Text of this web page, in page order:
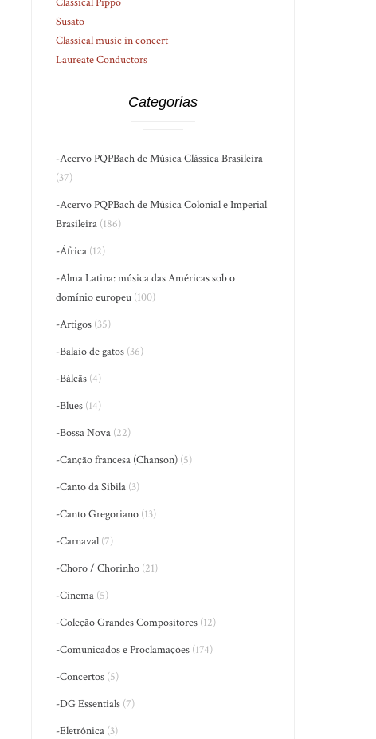
Susato
Classical music in concert
Laureate Conductors
Categorias
-Acervo PQPBach de Música Clássica Brasileira
(37)
-Acervo PQPBach de Música Colonial e Imperial
Brasileira (186)
-África (12)
-Alma Latina: música das Américas sob o
domínio europeu (100)
-Artigos (35)
-Balaio de gatos (36)
-Bálcãs (4)
-Blues (14)
-Bossa Nova (22)
-Canção francesa (Chanson) (5)
-Canto da Sibila (3)
-Canto Gregoriano (13)
-Carnaval (7)
-Choro / Chorinho (21)
-Cinema (5)
-Coleção Grandes Compositores (12)
-Comunicados e Proclamações (174)
-Concertos (5)
-DG Essentials (7)
-Eletrônica (3)